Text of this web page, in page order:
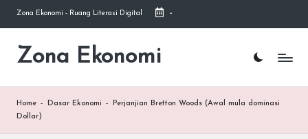
Skip
content
Zona Ekonomi - Ruang Literasi Digital -
Zona Ekonomi
Ruang
Home - Dasar Ekonomi -
Perjanjian Bretton Woods (Awal mula dominasi
Dollar)